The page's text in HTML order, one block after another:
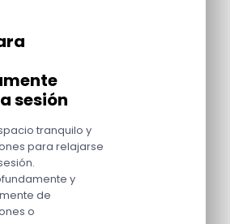
sesión
tranquilo y
para relajarse
y
de
o